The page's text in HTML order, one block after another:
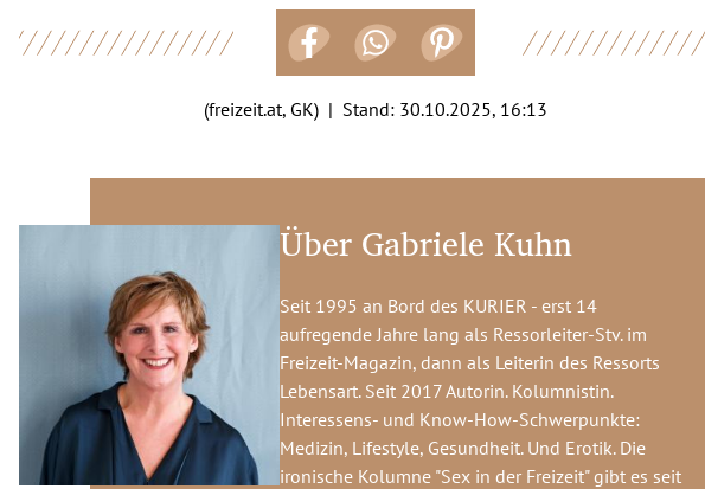
(freizeit.at, GK) | Stand: 30.10.2025, 16:13
Über Gabriele Kuhn
Seit 1995 an Bord des KURIER - erst 14
aufregende Jahre lang als Ressorleiter-Stv. im
Freizeit-Magazin, dann als Leiterin des Ressorts
Lebensart. Seit 2017 Autorin. Kolumnistin.
Interessens- und Know-How-Schwerpunkte:
Medizin, Lifestyle, Gesundheit. Und Erotik. Die
ironische Kolumne "Sex in der Freizeit" gibt es seit